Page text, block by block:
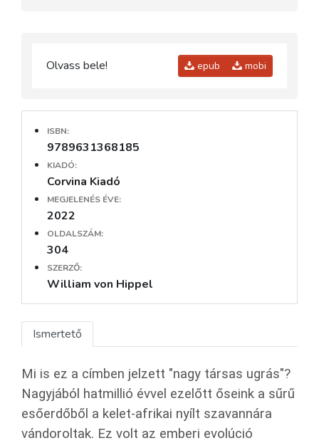
Olvass bele! epub mobi
ISBN:
9789631368185
KIADÓ:
Corvina Kiadó
MEGJELENÉS ÉVE:
2022
OLDALSZÁM:
304
SZERZŐ:
William von Hippel
Ismertető
Mi is ez a címben jelzett "nagy társas ugrás"?
Nagyjából hatmillió évvel ezelőtt őseink a sűrű
esőerdőből a kelet-afrikai nyílt szavannára
vándoroltak. Ez volt az emberi evolúció